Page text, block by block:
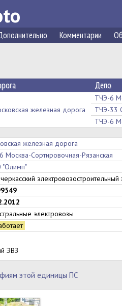
Комментарии
Депо
железная дорога
ТЧЭ-6
ТЧЭ-33
ТЧЭ-6
железная дорога
Москва-Сортировочная-Рязанская
"Олимп"
электровозы
ЭВЗ
этой единицы ПС